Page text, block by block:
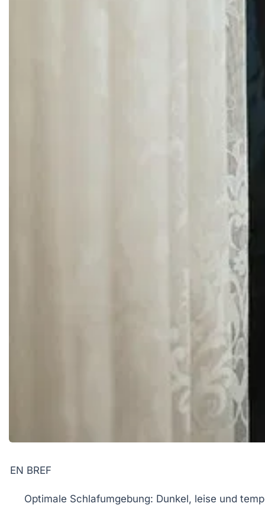
EN BREF
Optimale Schlafumgebung: Dunkel, leise und